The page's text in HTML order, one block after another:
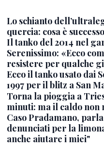
Lo schianto
quercia: cosa è
Il tanko del 2014 nel
Serenissimo: «Ecco
resistere per qualche
Ecco il tanko usato dai
1997 per il blitz a San
Torna la pioggia a
minuti: ma il caldo non
Caso Pradamano,
denunciati per la
anche aiutare i miei"